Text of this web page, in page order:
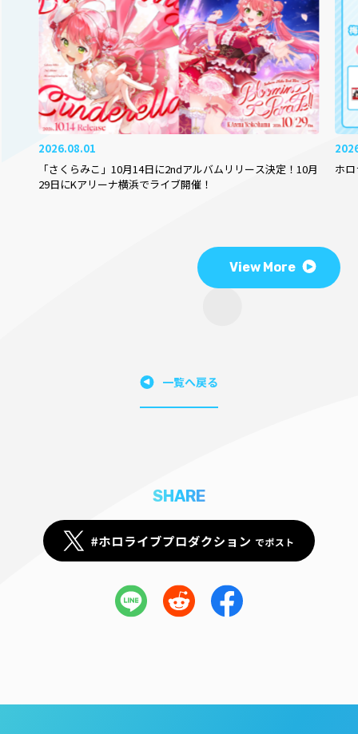
2026.08.01
「さくらみこ」10月14日に2ndアルバムリリース決定！10月
29日にKアリーナ横浜でライブ開催！
ホ
View More
一覧へ戻る
SHARE